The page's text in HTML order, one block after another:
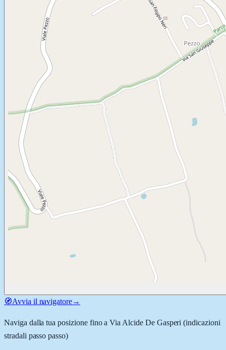
🧭Avvia il navigatore→
Naviga dalla tua posizione fino aVia Alcide De Gasperi (indicazioni
stradali passo passo)